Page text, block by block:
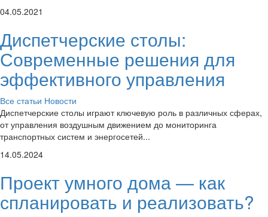
04.05.2021
Диспетчерские столы:
Современные решения для
эффективного управления
Все статьи Новости
Диспетчерские столы играют ключевую роль в различных сферах,
от управления воздушным движением до мониторинга
транспортных систем и энергосетей...
14.05.2024
Проект умного дома — как
спланировать и реализовать?